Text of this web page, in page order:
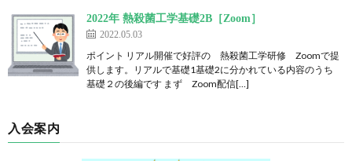
2022年 熱殺菌工学基礎2B［Zoom］
2022.05.03
ポイント リアル開催で好評の 熱殺菌工学研修 Zoomで提
供します。リアルで基礎1基礎2に分かれている内容のうち
基礎２の後編です まず Zoom配信[…]
入会案内